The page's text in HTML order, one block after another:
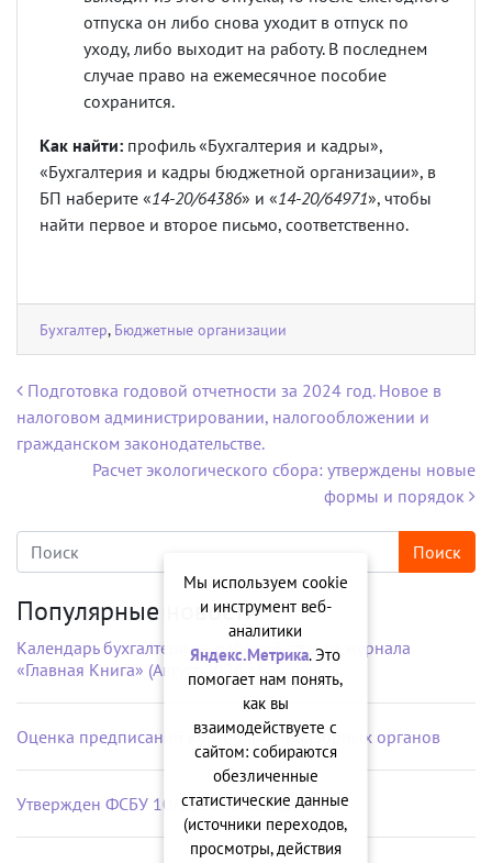
отпуска он либо снова уходит в отпуск по
уходу, либо выходит на работу. В последнем
случае право на ежемесячное пособие
сохранится.
Как найти: профиль «Бухгалтерия и кадры»,
«Бухгалтерия и кадры бюджетной организации», в
БП наберите «14-20/64386» и «14-20/64971», чтобы
найти первое и второе письмо, соответственно.
Бухгалтер, Бюджетные организации
Навигация по записям
Подготовка годовой отчетности за 2024 год. Новое в
налоговом администрировании, налогообложении и
гражданском законодательстве.
Расчет экологического сбора: утверждены новые
формы и порядок
Популярные новости
Календарь бухгалтера на рабочий стол от журнала
«Главная Книга» (Август 2026 г.)
Оценка предписаний контрольно-надзорных органов
Утвержден ФСБУ 10/2026 «Расходы»
Мы используем cookie
и инструмент веб-
аналитики
Яндекс.Метрика. Это
помогает нам понять,
как вы
взаимодействуете с
сайтом: собираются
обезличенные
статистические данные
(источники переходов,
просмотры, действия